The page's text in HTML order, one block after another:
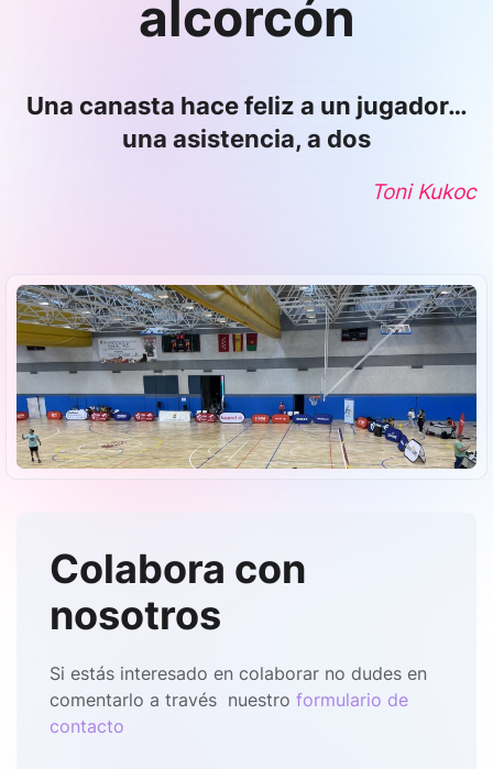
alcorcón
Una canasta hace feliz a un jugador…
una asistencia, a dos
Toni Kukoc
Colabora con
nosotros
Si estás interesado en colaborar no dudes en
comentarlo a través nuestro formulario de
contacto